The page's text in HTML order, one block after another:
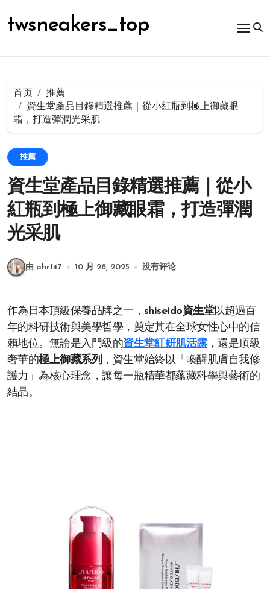
容
twsneakers_top
首页
推薦
資生堂產品目錄精選推薦｜從小紅瓶到極上御藏眼
霜，打造彈潤光采肌
推薦
資生堂產品目錄精選推薦｜從小
紅瓶到極上御藏眼霜，打造彈潤
光采肌
由 ahr147 10 月 28, 2025 没有评论
作為日本頂級保養品牌之一， shiseido資生堂以超過百
年的科研技術與美學哲學，奠定其在全球女性心中的信
賴地位。無論是入門級的資生堂紅妍肌活露，還是頂級
奢華的極上御藏系列 ，資生堂始終以「喚醒肌膚自我修
護力」為核心理念，讓每一瓶精華都蘊藏科學與藝術的
結晶。